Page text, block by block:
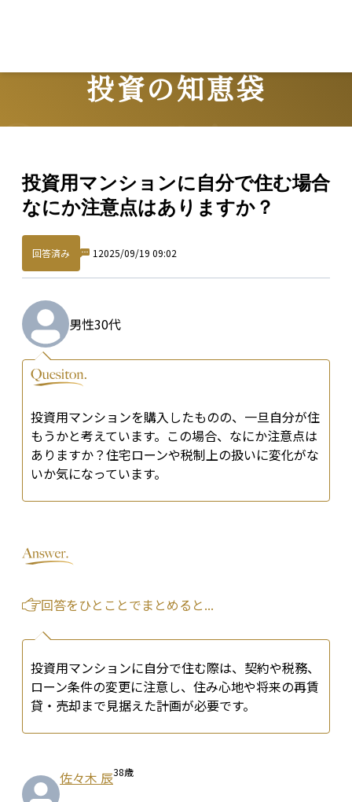
投資の知恵袋
投資用マンションに自分で住む場合
なにか注意点はありますか？
回答済み 1 2025/09/19 09:02
男性30代
投資用マンションを購入したものの、一旦自分が住
もうかと考えています。この場合、なにか注意点は
ありますか？住宅ローンや税制上の扱いに変化がな
いか気になっています。
回答をひとことでまとめると...
投資用マンションに自分で住む際は、契約や税務、
ローン条件の変更に注意し、住み心地や将来の再賃
貸・売却まで見据えた計画が必要です。
佐々木 辰38歳